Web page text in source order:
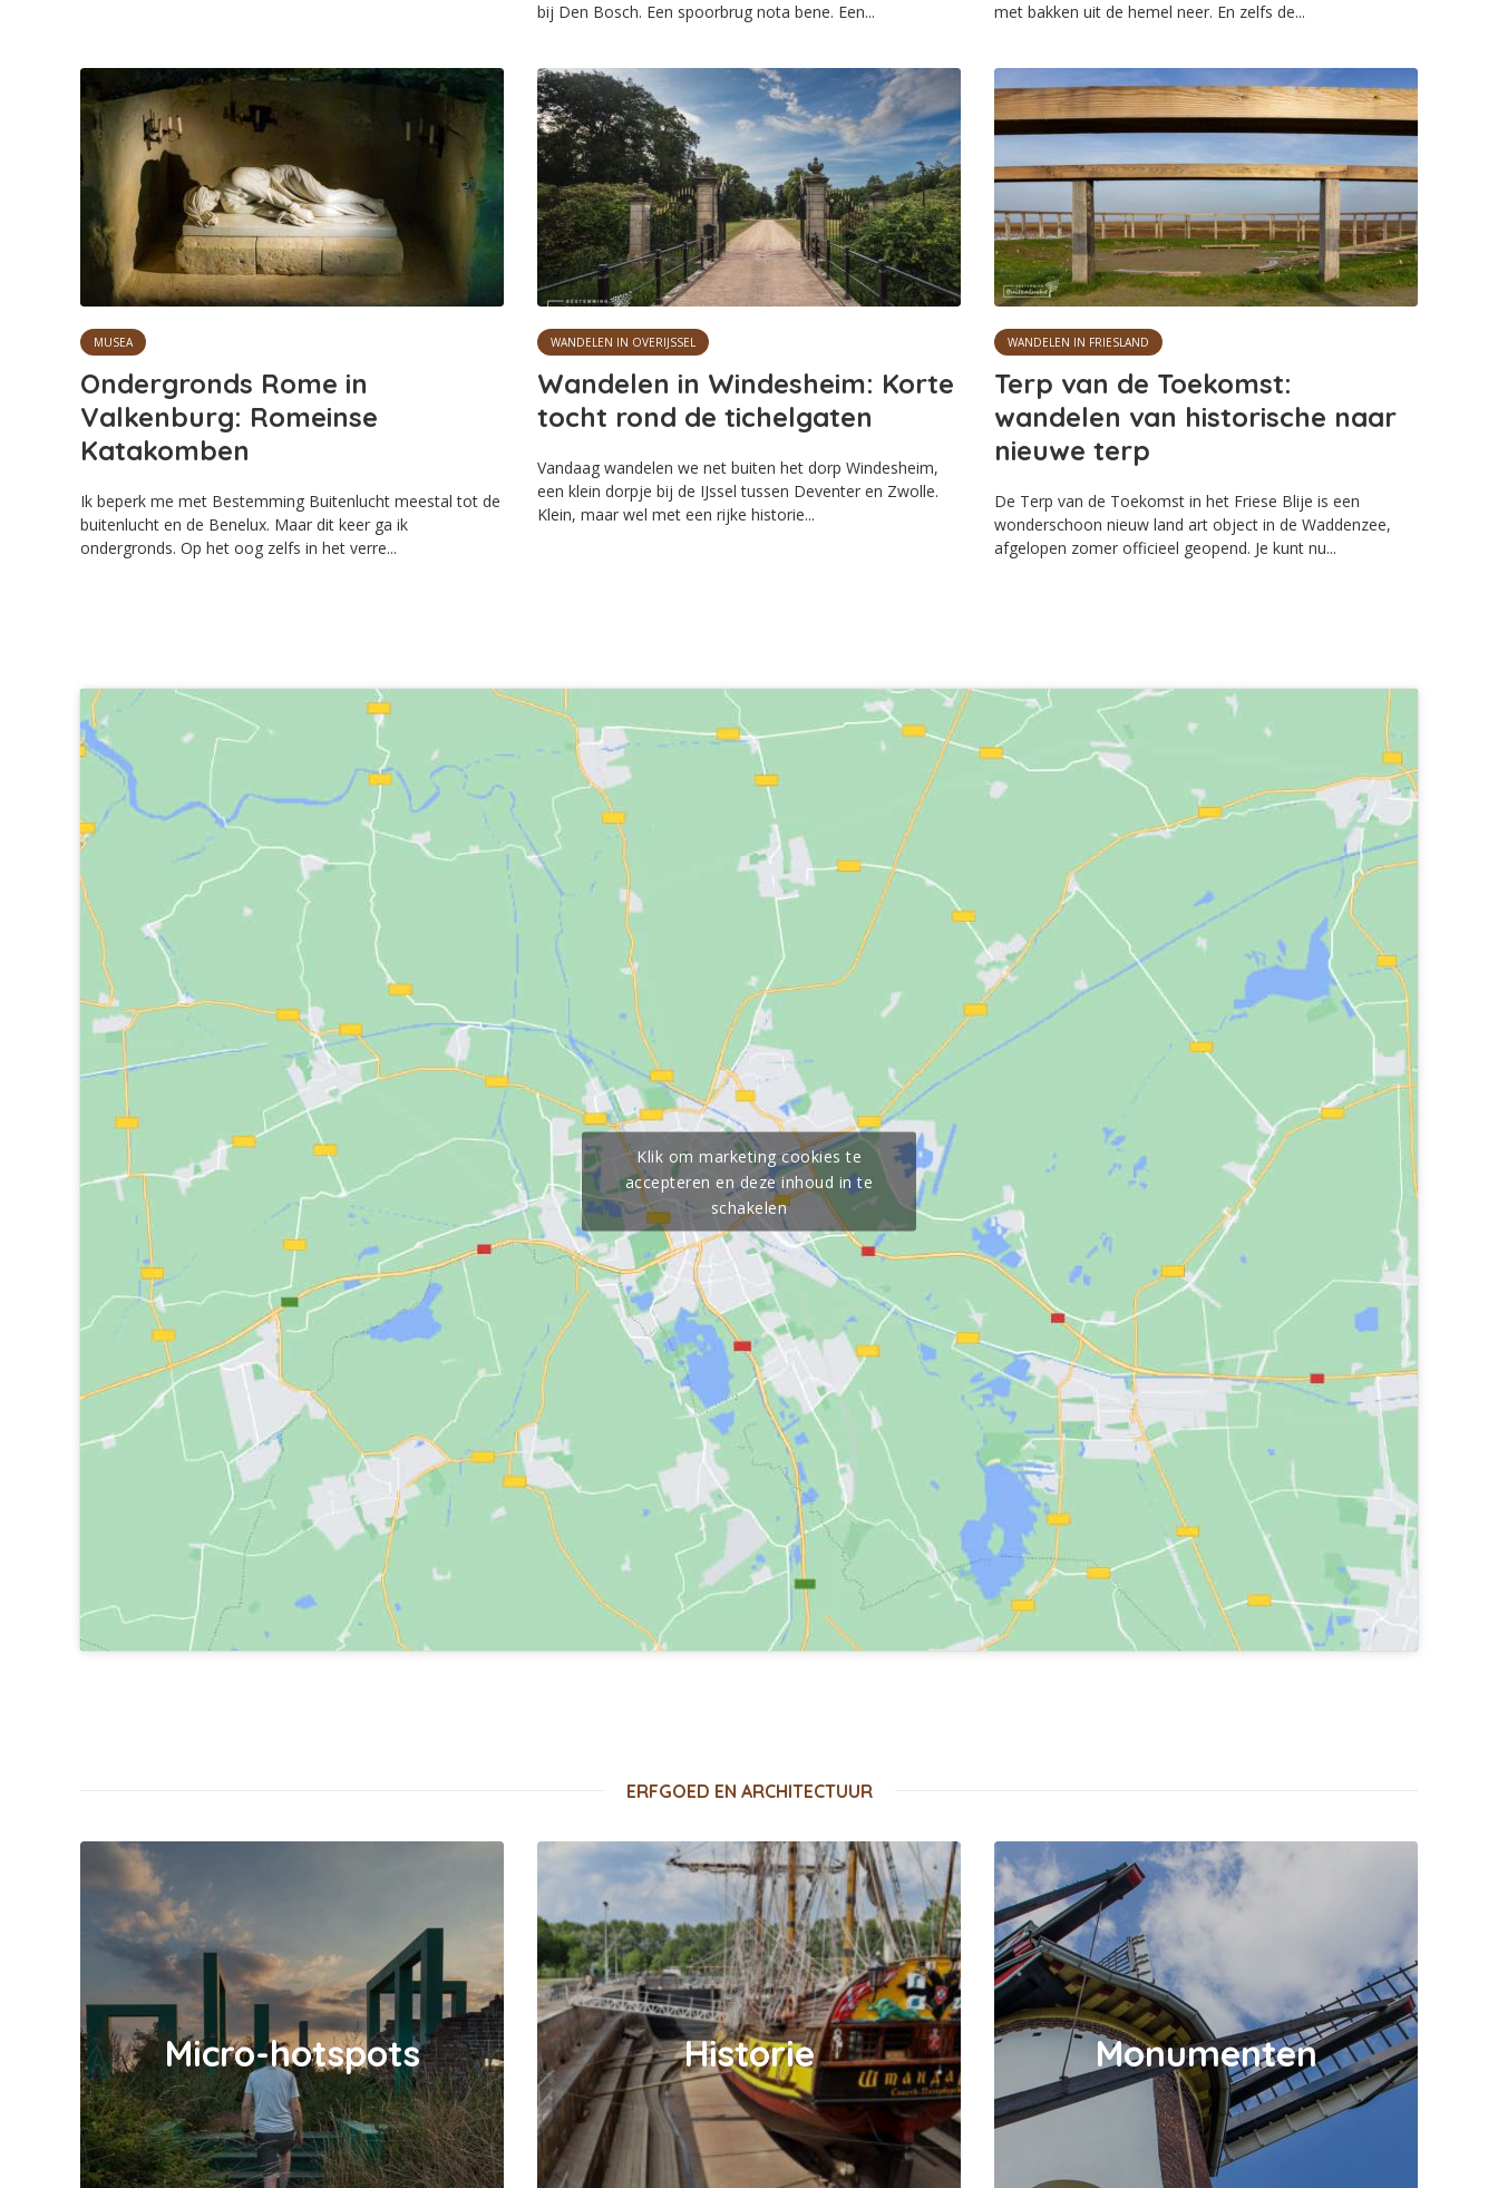
bij Den Bosch. Een spoorbrug nota bene. Een...
met bakken uit de hemel neer. En zelfs de...
MUSEA
Ondergronds Rome in
Valkenburg: Romeinse
Katakomben
Ik beperk me met Bestemming Buitenlucht meestal tot de
buitenlucht en de Benelux. Maar dit keer ga ik
ondergronds. Op het oog zelfs in het verre...
WANDELEN IN OVERIJSSEL
Wandelen in Windesheim: Korte
tocht rond de tichelgaten
Vandaag wandelen we net buiten het dorp Windesheim,
een klein dorpje bij de IJssel tussen Deventer en Zwolle.
Klein, maar wel met een rijke historie...
WANDELEN IN FRIESLAND
Terp van de Toekomst:
wandelen van historische naar
nieuwe terp
De Terp van de Toekomst in het Friese Blije is een
wonderschoon nieuw land art object in de Waddenzee,
afgelopen zomer officieel geopend. Je kunt nu...
Klik om marketing cookies te
accepteren en deze inhoud in te
schakelen
ERFGOED EN ARCHITECTUUR
Micro-hotspots Historie Monumenten